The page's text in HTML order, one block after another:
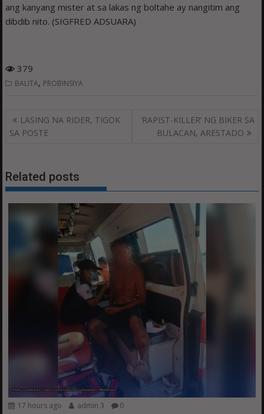
ang kanyang mister at sa lakas ng boltahe ay nangitim ang
dibdib nito. (SIGFRED ADSUARA)
379
BALITA, PROBINSIYA
Post
navigation
LASING NA RIDER, TIGOK
SA POSTE
‘RAPIST-KILLER’ NG BIKER SA
BULACAN, ARESTADO
Related posts
17 hours ago admin 3 0